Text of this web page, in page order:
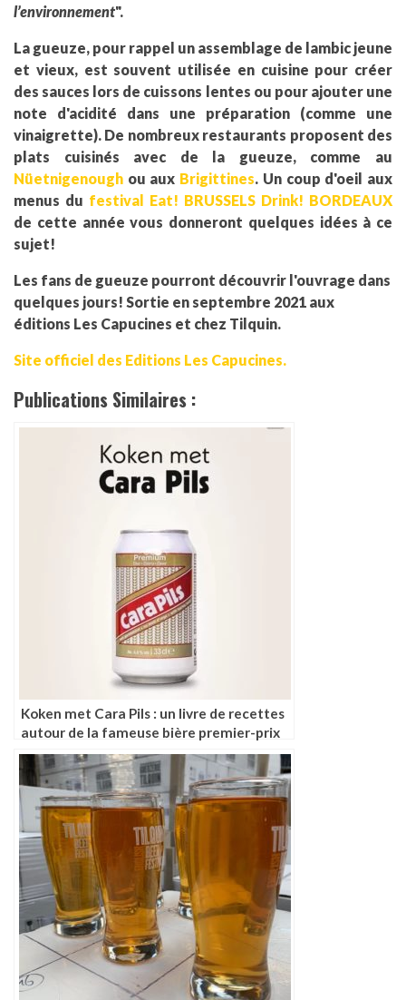
l’environnement".
La gueuze, pour rappel un assemblage de lambic jeune
et vieux, est souvent utilisée en cuisine pour créer
des sauces lors de cuissons lentes ou pour ajouter une
note d'acidité dans une préparation (comme une
vinaigrette). De nombreux restaurants proposent des
plats cuisinés avec de la gueuze, comme au
Nüetnigenough ou aux Brigittines. Un coup d'oeil aux
menus du festival Eat! BRUSSELS Drink! BORDEAUX
de cette année vous donneront quelques idées à ce
sujet!
Les fans de gueuze pourront découvrir l'ouvrage dans
quelques jours! Sortie en septembre 2021 aux
éditions Les Capucines et chez Tilquin.
Site officiel des Editions Les Capucines.
Publications Similaires :
Koken met Cara Pils : un livre de recettes
autour de la fameuse bière premier-prix